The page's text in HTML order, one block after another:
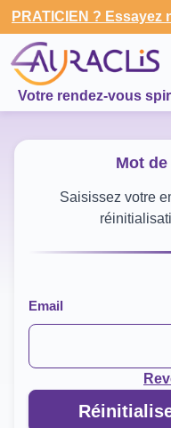
PRATICIEN ? Essayez
Votre rendez-vous
Mot
Saisissez votre
Email